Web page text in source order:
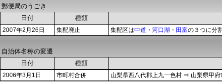
郵便局のうごき
日付
種類
2007年2月26日 集配廃止 集配区は中道 ・ 河口湖 ・ 田富の３つに分
自治体名称の変遷
日付
種類
2006年3月1日 市町村合併 山梨県西八代郡上九一色村 ⇒ 山梨県甲府